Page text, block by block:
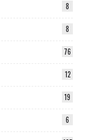
8
8
76
12
19
6